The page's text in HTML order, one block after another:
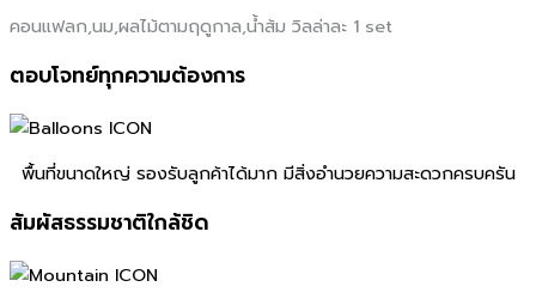
คอนแฟลก,นม,ผลไม้ตามฤดูกาล,น้ำส้ม วิลล่าละ 1 set
ตอบโจทย์ทุกความต้องการ
พื้นที่ขนาดใหญ่ รองรับลูกค้าได้มาก มีสิ่งอํานวยความสะดวกครบครัน
สัมผัสธรรมชาติใกล้ชิด